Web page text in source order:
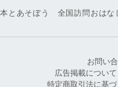
本とあそぼう 全国訪問おはな
お問い
広告掲載について
特定商取引法に基